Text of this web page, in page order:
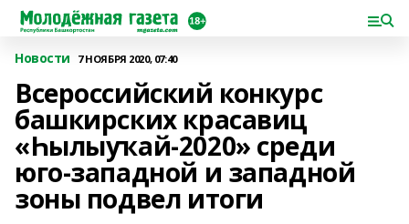
Новости 7 НОЯБРЯ 2020, 07:40
Всероссийский конкурс
башкирских красавиц
«Һылыуҡай-2020» среди
юго-западной и западной
зоны подвел итоги